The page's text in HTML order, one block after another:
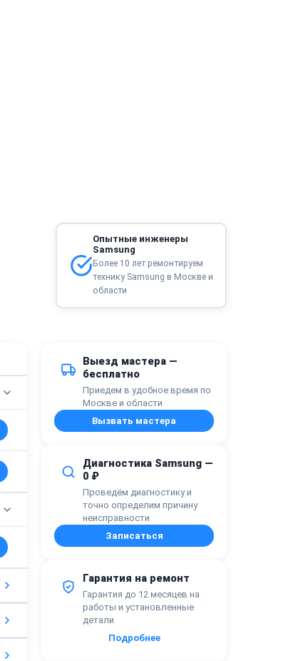
Опытные инженеры
Samsung
Более 10 лет ремонтируем
технику Samsung в Москве и
области
Выезд мастера —
бесплатно
Приедем в удобное время по
Москве и области
Вызвать мастера
Диагностика Samsung —
0 ₽
Проведём диагностику и
точно определим причину
неисправности
Записаться
Гарантия на ремонт
Гарантия до 12 месяцев на
работы и установленные
детали
Подробнее